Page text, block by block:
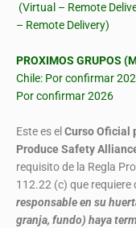
(Virtual – Remote
– Remote Delivery)
PROXIMOS GRUPOS
Chile: Por confirmar
Por confirmar 2026
Este es el Curso Oficial
Produce Safety
requisito de la Regla
112.22 (c) que requiere
responsable en su
granja, fundo) haya